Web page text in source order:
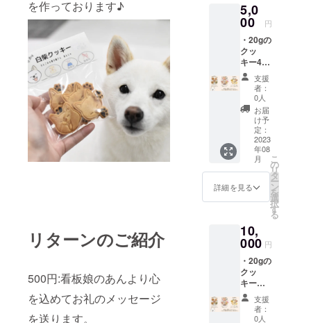
を作っております♪
リターンのご紹介
500円:看板娘のあんより心
を込めてお礼のメッセージ
を送ります。
け商品
のラベ
ルに表
記され
ます。
商品開
封前に
は必ず
お届け
のリ
ターン
に貼付
された
ラベル
や注意
書きを
ご確認
5,0
00 円
・20gの
クッ
キー4個
(全11種
より味
ランダ
ム) ・
PAWマ
ドレー
ヌ2個
(全6種
より味
ランダ
ム) ・
ケーキ1
個(全2
味ラン
ダム) 愛
犬のお
名前お
入れし
ます！
備考欄
にご入
力くだ
支援
者：
0人
お届
け予
定：
2023
年08
月
詳細を見る
こ
の
リ
タ
ー
ン
を
選
択
す
る
10,
000 円
・20gの
クッ
キー全
11種 ・
PAWマ
ドレー
支援
者：
0人